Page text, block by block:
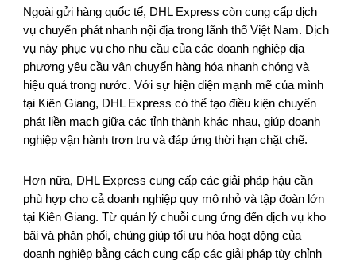
Ngoài gửi hàng quốc tế, DHL Express còn cung cấp dịch
vụ chuyển phát nhanh nội địa trong lãnh thổ Việt Nam. Dịch
vụ này phục vụ cho nhu cầu của các doanh nghiệp địa
phương yêu cầu vận chuyển hàng hóa nhanh chóng và
hiệu quả trong nước. Với sự hiện diện mạnh mẽ của mình
tại Kiên Giang, DHL Express có thể tạo điều kiện chuyển
phát liền mạch giữa các tỉnh thành khác nhau, giúp doanh
nghiệp vận hành trơn tru và đáp ứng thời hạn chặt chẽ.
Hơn nữa, DHL Express cung cấp các giải pháp hậu cần
phù hợp cho cả doanh nghiệp quy mô nhỏ và tập đoàn lớn
tại Kiên Giang. Từ quản lý chuỗi cung ứng đến dịch vụ kho
bãi và phân phối, chúng giúp tối ưu hóa hoạt động của
doanh nghiệp bằng cách cung cấp các giải pháp tùy chỉnh